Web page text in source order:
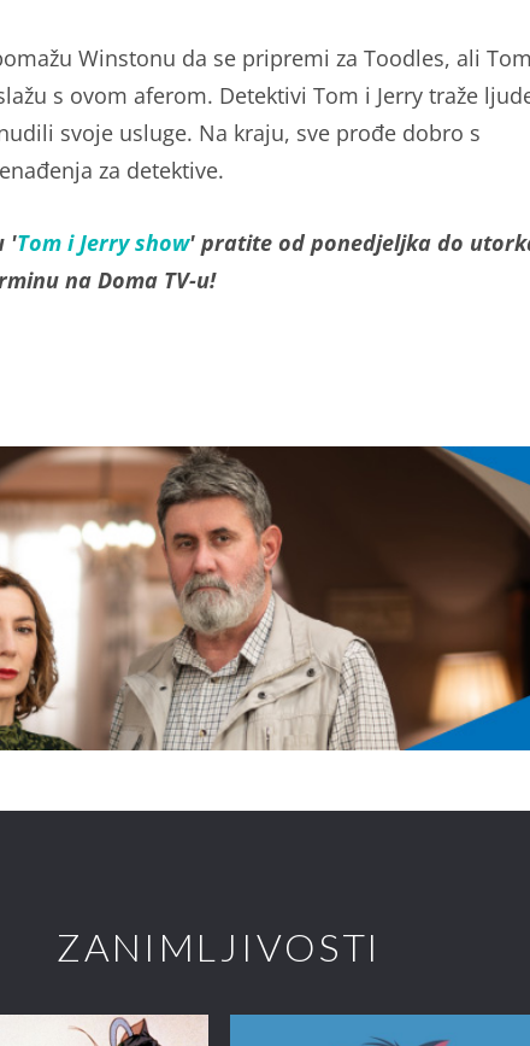
Winstonu da se pripremi za Toodles, ali
s ovom aferom. Detektivi Tom i Jerry traže
svoje usluge. Na kraju, sve prođe dobro s
za detektive.
'Tom i Jerry show' pratite od ponedjeljka do
na Doma TV-u!
ZANIMLJIVOSTI